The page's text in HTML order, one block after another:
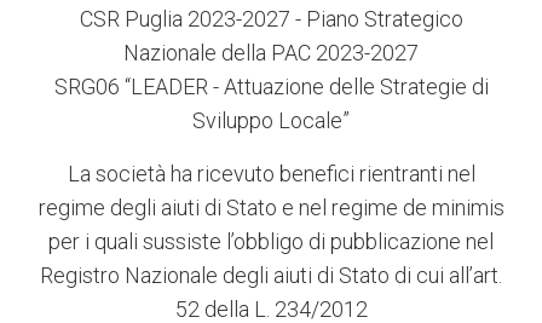
CSR Puglia 2023-2027 - Piano Strategico
Nazionale della PAC 2023-2027
SRG06 “LEADER - Attuazione delle Strategie di
Sviluppo Locale”
La società ha ricevuto benefici rientranti nel
regime degli aiuti di Stato e nel regime de minimis
per i quali sussiste l’obbligo di pubblicazione nel
Registro Nazionale degli aiuti di Stato di cui all’art.
52 della L. 234/2012